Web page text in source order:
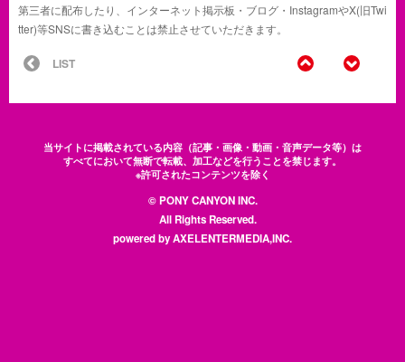
第三者に配布したり、インターネット掲示板・ブログ・InstagramやX(旧Twi
tter)等SNSに書き込むことは禁止させていただきます。
LIST BACK NEXT
当サイトに掲載されている内容（記事・画像・動画・音声データ等）は
すべてにおいて無断で転載、加工などを行うことを禁じます。
※許可されたコンテンツを除く
© PONY CANYON INC.
All Rights Reserved.
powered by AXELENTERMEDIA,INC.